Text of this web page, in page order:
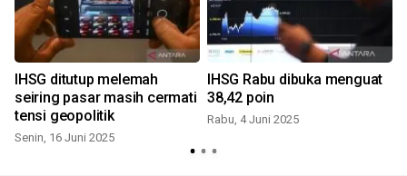
IHSG ditutup melemah
seiring pasar masih cermati
tensi geopolitik
Senin, 16 Juni 2025
IHSG Rabu dibuka menguat
38,42 poin
Rabu, 4 Juni 2025